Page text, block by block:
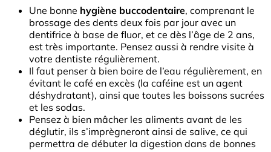
Une bonne hygiène buccodentaire, comprenant le
brossage des dents deux fois par jour avec un
dentifrice à base de fluor, et ce dès l’âge de 2 ans,
est très importante. Pensez aussi à rendre visite à
votre dentiste régulièrement.
Il faut penser à bien boire de l’eau régulièrement, en
évitant le café en excès (la caféine est un agent
déshydratant), ainsi que toutes les boissons sucrées
et les sodas.
Pensez à bien mâcher les aliments avant de les
déglutir, ils s’imprègneront ainsi de salive, ce qui
permettra de débuter la digestion dans de bonnes